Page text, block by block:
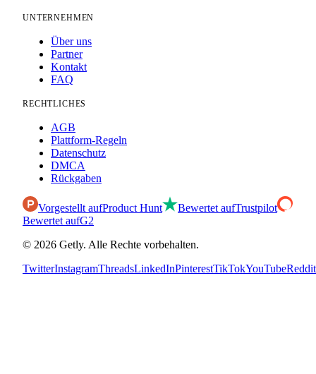
UNTERNEHMEN
Über uns
Partner
Kontakt
FAQ
RECHTLICHES
AGB
Plattform-Regeln
Datenschutz
DMCA
Rückgaben
Vorgestellt aufProduct Hunt Bewertet aufTrustpilot
Bewertet aufG2
© 2026 Getly. Alle Rechte vorbehalten.
TwitterInstagramThreadsLinkedInPinterestTikTokYouTubeReddit